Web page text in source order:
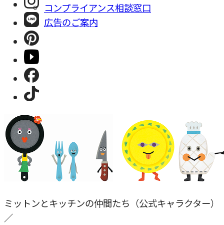
コンプライアンス相談窓⼝
広告のご案内
ミットンとキッチンの仲間たち（公式キャラクター）
／